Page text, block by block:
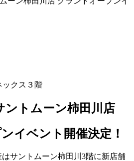
ックス３階
ントムーン柿田川店
イベント開催決定！
はサントムーン柿田川3階に新店舗